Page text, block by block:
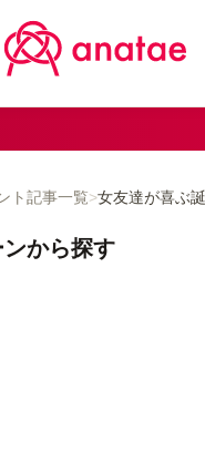
ト記事一覧>女友達が喜ぶ
から探す